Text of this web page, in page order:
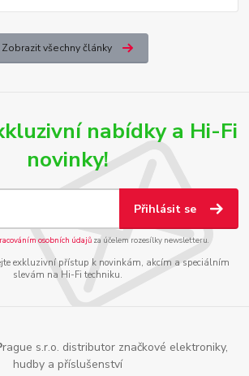
Zobrazit všechny články
nabídky a Hi-Fi
novinky!
Přihlásit se
osobních údajůza účelem rozesílky newsletteru.
exkluzivní přístup k novinkám, akcím a speciálním
slevám na Hi-Fi techniku.
rague s.r.o. distributor značkové elektroniky,
hudby a příslušenství